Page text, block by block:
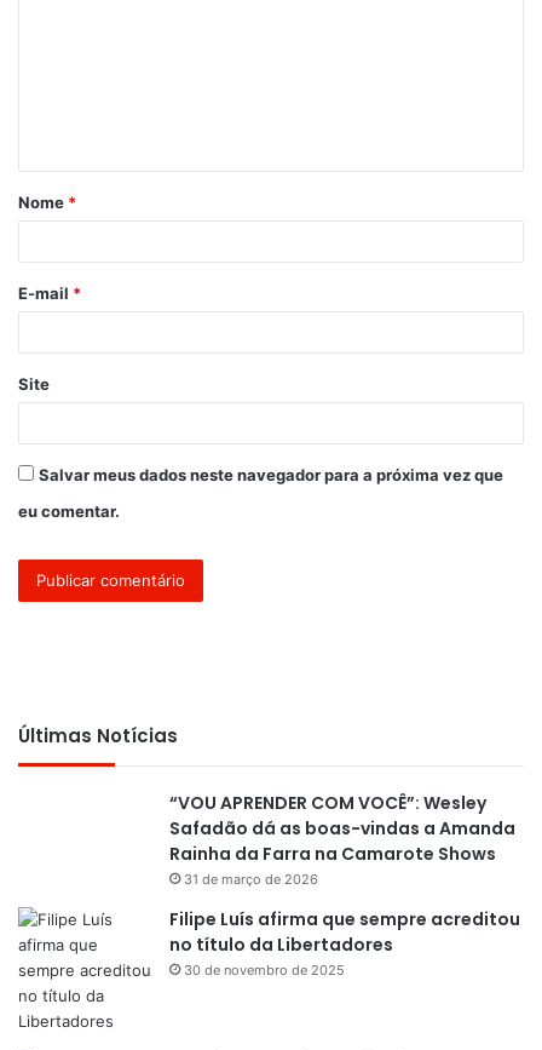
á
r
*
Nome *
E-mail *
Site
Salvar meus dados neste navegador para a próxima vez que
eu comentar.
Últimas Notícias
“VOU APRENDER COM VOCÊ”: Wesley
Safadão dá as boas-vindas a Amanda
Rainha da Farra na Camarote Shows
31 de março de 2026
Filipe Luís afirma que sempre acreditou
no título da Libertadores
30 de novembro de 2025